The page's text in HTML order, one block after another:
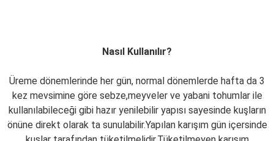
Nasıl Kullanılır?
Üreme dönemlerinde her gün, normal dönemlerde hafta da 3
kez mevsimine göre sebze,meyveler ve yabani tohumlar ile
kullanılabileceği gibi hazır yenilebilir yapısı sayesinde kuşların
önüne direkt olarak ta sunulabilir.Yapılan karışım gün içersinde